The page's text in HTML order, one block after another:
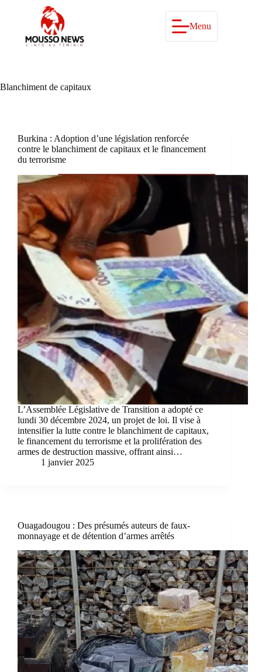
Menu
Blanchiment de capitaux
Burkina : Adoption d’une législation renforcée
contre le blanchiment de capitaux et le financement
du terrorisme
L’Assemblée Législative de Transition a adopté ce
lundi 30 décembre 2024, un projet de loi. Il vise à
intensifier la lutte contre le blanchiment de capitaux,
le financement du terrorisme et la prolifération des
armes de destruction massive, offrant ainsi…
1 janvier 2025
Ouagadougou : Des présumés auteurs de faux-
monnayage et de détention d’armes arrêtés